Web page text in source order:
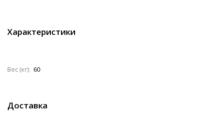
Характеристики
Вес (кг): 60
Доставка